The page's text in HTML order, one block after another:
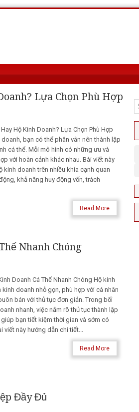
Lựa Chọn Phù Hợp
Hộ Kinh Doanh? Lựa Chọn Phù Hợp
bạn có thể phân vân nên thành lập
cá thể. Mỗi mô hình có những ưu và
với hoàn cảnh khác nhau. Bài viết này
kinh doanh trên nhiều khía cạnh quan
khả năng huy động vốn, trách
Read More
Nhanh Chóng
Doanh Cá Thể Nhanh Chóng Hộ kinh
doanh nhỏ gọn, phù hợp với cá nhân
bán với thủ tục đơn giản. Trong bối
nhanh, việc nắm rõ thủ tục thành lập
bạn tiết kiệm thời gian và sớm có
viết này hướng dẫn chi tiết...
Read More
Đầy Đủ